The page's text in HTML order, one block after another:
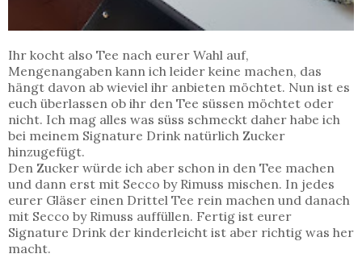
Ihr kocht also Tee nach eurer Wahl auf,
Mengenangaben kann ich leider keine machen, das
hängt davon ab wieviel ihr anbieten möchtet. Nun ist es
euch überlassen ob ihr den Tee süssen möchtet oder
nicht. Ich mag alles was süss schmeckt daher habe ich
bei meinem Signature Drink natürlich Zucker
hinzugefügt.
Den Zucker würde ich aber schon in den Tee machen
und dann erst mit Secco by Rimuss mischen. In jedes
eurer Gläser einen Drittel Tee rein machen und danach
mit Secco by Rimuss auffüllen. Fertig ist eurer
Signature Drink der kinderleicht ist aber richtig was her
macht.